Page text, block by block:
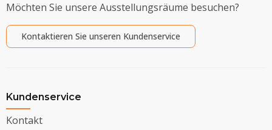
Möchten Sie unsere Ausstellungsräume besuchen?
Kontaktieren Sie unseren Kundenservice
Kundenservice
Kontakt